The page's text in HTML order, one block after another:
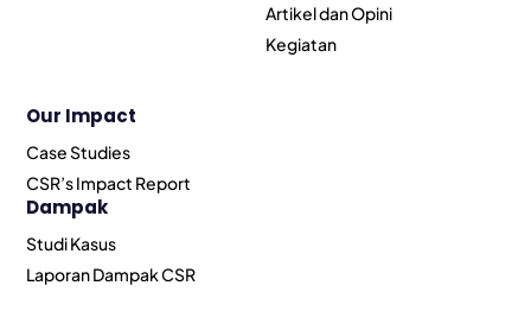
Artikel dan Opini
Kegiatan
Our Impact
Case Studies
CSR’s Impact Report
Dampak
Studi Kasus
Laporan Dampak CSR